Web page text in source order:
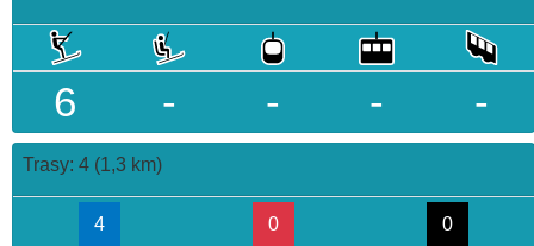
6 - - - -
Trasy: 4 (1,3 km)
4 0 0